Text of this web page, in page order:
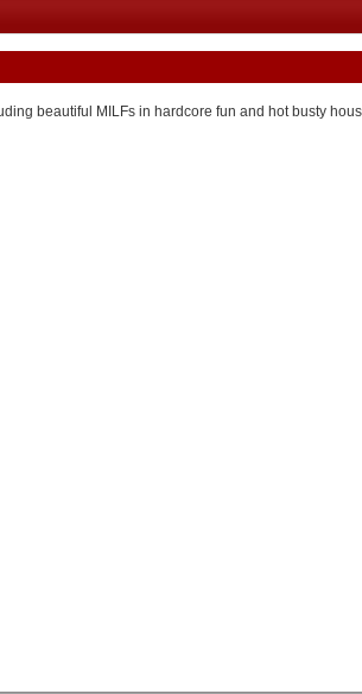
beautiful MILFs in hardcore fun and hot busty